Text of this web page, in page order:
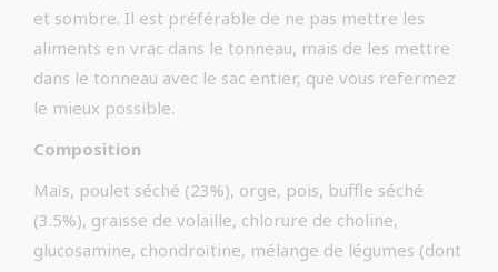
et sombre. Il est préférable de ne pas mettre les
aliments en vrac dans le tonneau, mais de les mettre
dans le tonneau avec le sac entier, que vous refermez
le mieux possible.
Composition
Maïs, poulet séché (23%), orge, pois, buffle séché
(3.5%), graisse de volaille, chlorure de choline,
glucosamine, chondroïtine, mélange de légumes (dont